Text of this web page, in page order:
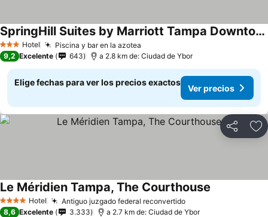
3 Estrellas
Hotel Piscina y bar en la azotea
SpringHill Suites by Marriott Tampa Downtown
9,2 Excelente 643 a 2.8 km de: Ciudad de Ybor
Elige fechas para ver los precios exactos
Ver precios
Compartir
4 EstrellasHotel Antiguo juzgado federal reconvertido
Le Méridien Tampa, The Courthouse
8,6 Excelente 3.333 a 2.7 km de: Ciudad de Ybor